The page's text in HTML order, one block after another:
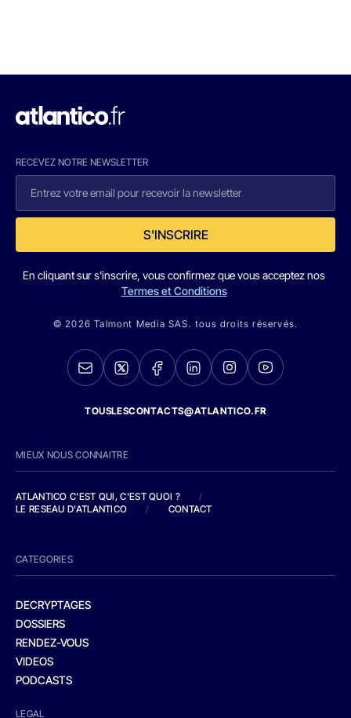
RECEVEZ NOTRE NEWSLETTER
S'INSCRIRE
En cliquant sur s'inscrire, vous confirmez que vous acceptez nos
Termes et Conditions
© 2026 Talmont Media SAS. tous droits réservés.
TOUSLESCONTACTS@ATLANTICO.FR
MIEUX NOUS CONNAITRE
ATLANTICO C'EST QUI, C'EST QUOI ?
/
LE RESEAU D'ATLANTICO
/ CONTACT
CATEGORIES
DECRYPTAGES
DOSSIERS
RENDEZ-VOUS
VIDEOS
PODCASTS
LEGAL